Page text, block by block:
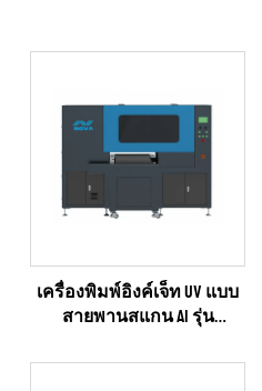
เครื่องพิมพ์อิงค์เจ็ท UV แบบ
สายพานสแกน AI รุ่น
(RICOH Gen6 Series)